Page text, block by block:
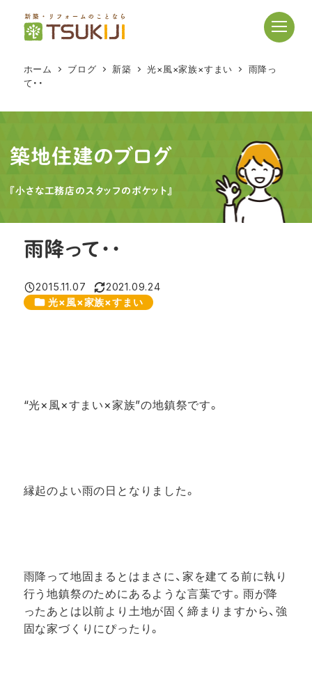
へ
動
ホーム ブログ 新築 光×風×家族×すまい
雨降っ
て・・
築地住建のブログ
『小さな工務店のスタッフのポケット』
雨降って・・
投稿日
2015.11.07
更新日
2021.09.24
カテゴリー
光×風×家族×すまい
“光×風×すまい×家族”の地鎮祭です。
縁起のよい雨の日となりました。
雨降って地固まるとはまさに、家を建てる前に執り
行う地鎮祭のためにあるような言葉です。雨が降
ったあとは以前より土地が固く締まりますから、強
固な家づくりにぴったり。